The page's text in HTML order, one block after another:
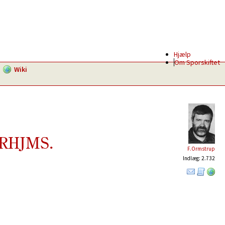
Hjælp
Om Sporskiftet
Wiki
F.Ormstrup
Indlæg: 2.732